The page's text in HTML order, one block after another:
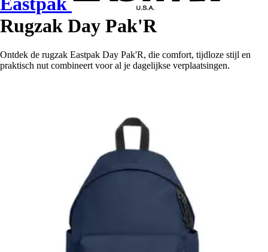
Rugzak Day Pak'R
Ontdek de rugzak Eastpak Day Pak'R, die comfort, tijdloze stijl en
praktisch nut combineert voor al je dagelijkse verplaatsingen.